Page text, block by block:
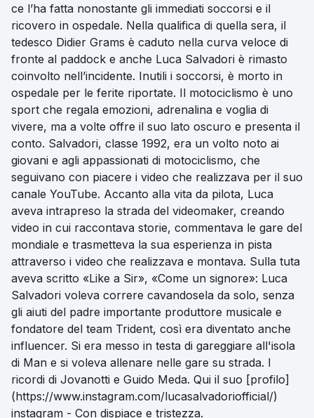
ce l’ha fatta nonostante gli immediati soccorsi e il
ricovero in ospedale. Nella qualifica di quella sera, il
tedesco Didier Grams è caduto nella curva veloce di
fronte al paddock e anche Luca Salvadori è rimasto
coinvolto nell’incidente. Inutili i soccorsi, è morto in
ospedale per le ferite riportate. Il motociclismo è uno
sport che regala emozioni, adrenalina e voglia di
vivere, ma a volte offre il suo lato oscuro e presenta il
conto. Salvadori, classe 1992, era un volto noto ai
giovani e agli appassionati di motociclismo, che
seguivano con piacere i video che realizzava per il suo
canale YouTube. Accanto alla vita da pilota, Luca
aveva intrapreso la strada del videomaker, creando
video in cui raccontava storie, commentava le gare del
mondiale e trasmetteva la sua esperienza in pista
attraverso i video che realizzava e montava. Sulla tuta
aveva scritto «Like a Sir», «Come un signore»: Luca
Salvadori voleva correre cavandosela da solo, senza
gli aiuti del padre importante produttore musicale e
fondatore del team Trident, così era diventato anche
influencer. Si era messo in testa di gareggiare all'isola
di Man e si voleva allenare nelle gare su strada. I
ricordi di Jovanotti e Guido Meda. Qui il suo [profilo]
(https://www.instagram.com/lucasalvadoriofficial/)
instagram - Con dispiace e tristezza.